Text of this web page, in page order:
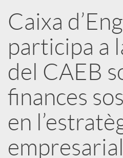
r
x
e
s
Caixa
participa a
del CAEB
finances
en
empresarial